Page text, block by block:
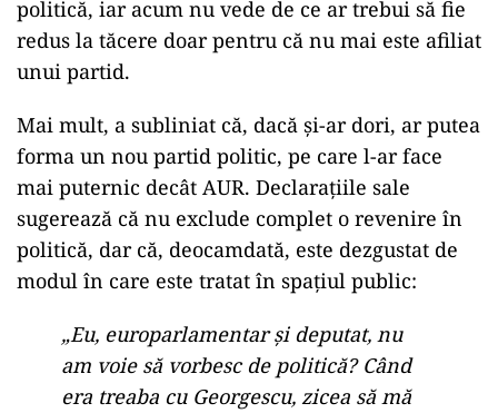
politică, iar acum nu vede de ce ar trebui să fie
redus la tăcere doar pentru că nu mai este afiliat
unui partid.
Mai mult, a subliniat că, dacă și-ar dori, ar putea
forma un nou partid politic, pe care l-ar face
mai puternic decât AUR. Declarațiile sale
sugerează că nu exclude complet o revenire în
politică, dar că, deocamdată, este dezgustat de
modul în care este tratat în spațiul public:
„Eu, europarlamentar și deputat, nu
am voie să vorbesc de politică? Când
era treaba cu Georgescu, zicea să mă